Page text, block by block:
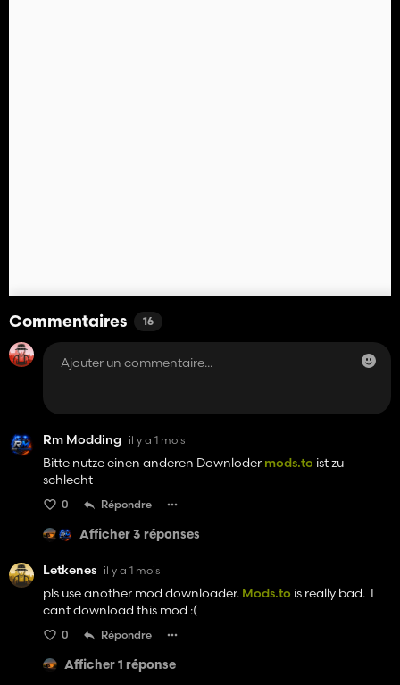
Commentaires 16
Rm Modding il y a 1 mois
Bitte nutze einen anderen Downloder mods.to ist zu
schlecht
0 Répondre
Afficher 3 réponses
Letkenes il y a 1 mois
pls use another mod downloader. Mods.to is really bad. I
cant download this mod :(
0 Répondre
Afficher 1 réponse